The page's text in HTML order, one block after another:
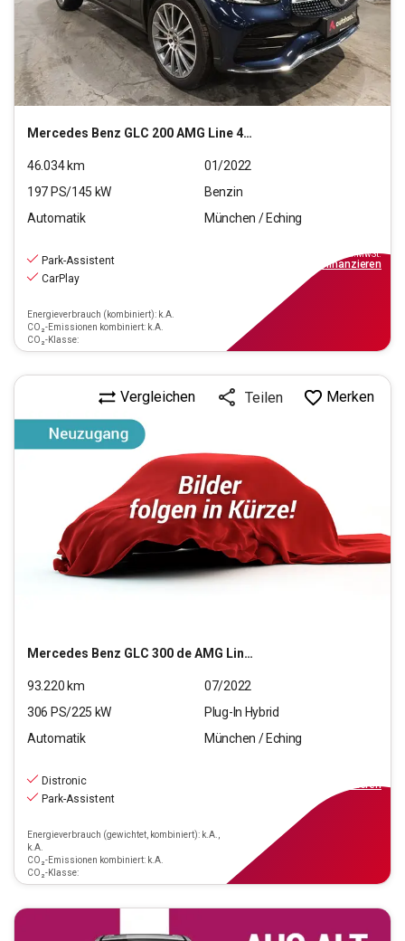
Mercedes Benz GLC 200 AMG Line 4Matic
46.034km
01/2022
197 PS/145 kW
Benzin
Automatik
München / Eching
Park-Assistent
CarPlay
Energieverbrauch (kombiniert): k.A.
CO₂-Emissionen kombiniert: k.A.
CO₂-Klasse:
inkl.MwSt.
finanzieren
Mercedes Benz GLC 300 de AMG Line 4Matic
Vergleichen Teilen Merken
93.220 km
07/2022
306 PS/225 kW
Plug-In Hybrid
Automatik
München / Eching
Distronic
Park-Assistent
Energieverbrauch (gewichtet, kombiniert): k.A.,
k.A.
CO₂-Emissionen kombiniert: k.A.
CO₂-Klasse:
finanzieren